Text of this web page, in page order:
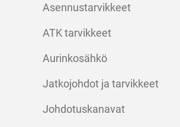
Asennustarvikkeet
ATK tarvikkeet
Aurinkosähkö
Jatkojohdot ja tarvikkeet
Johdotuskanavat